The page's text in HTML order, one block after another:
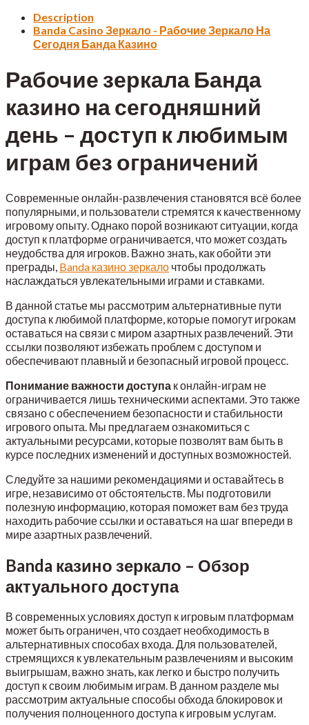
Description
Banda Casino Зеркало - Рабочие Зеркало На
Сегодня Банда Казино
Рабочие зеркала Банда
казино на сегодняшний
день – доступ к любимым
играм без ограничений
Современные онлайн-развлечения становятся всё более
популярными, и пользователи стремятся к качественному
игровому опыту. Однако порой возникают ситуации, когда
доступ к платформе ограничивается, что может создать
неудобства для игроков. Важно знать, как обойти эти
преграды, Banda казино зеркало чтобы продолжать
наслаждаться увлекательными играми и ставками.
В данной статье мы рассмотрим альтернативные пути
доступа к любимой платформе, которые помогут игрокам
оставаться на связи с миром азартных развлечений. Эти
ссылки позволяют избежать проблем с доступом и
обеспечивают плавный и безопасный игровой процесс.
Понимание важности доступа к онлайн-играм не
ограничивается лишь техническими аспектами. Это также
связано с обеспечением безопасности и стабильности
игрового опыта. Мы предлагаем ознакомиться с
актуальными ресурсами, которые позволят вам быть в
курсе последних изменений и доступных возможностей.
Следуйте за нашими рекомендациями и оставайтесь в
игре, независимо от обстоятельств. Мы подготовили
полезную информацию, которая поможет вам без труда
находить рабочие ссылки и оставаться на шаг впереди в
мире азартных развлечений.
Banda казино зеркало – Обзор
актуального доступа
В современных условиях доступ к игровым платформам
может быть ограничен, что создает необходимость в
альтернативных способах входа. Для пользователей,
стремящихся к увлекательным развлечениям и высоким
выигрышам, важно знать, как легко и быстро получить
доступ к своим любимым играм. В данном разделе мы
рассмотрим актуальные способы обхода блокировок и
получения полноценного доступа к игровым услугам.